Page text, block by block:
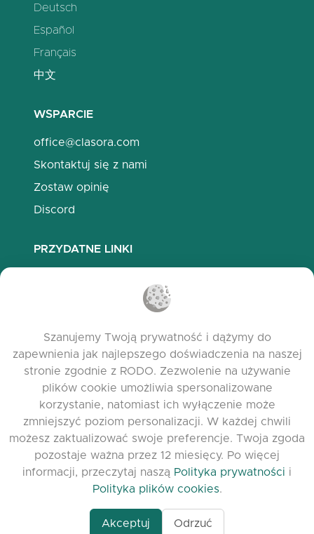
Deutsch
Español
Français
中文
WSPARCIE
office@clasora.com
Skontaktuj się z nami
Zostaw opinię
Discord
PRZYDATNE LINKI
Warunki korzystania
Release Notes
© 2026 clasora.com platform | Wszelkie prawa
Szanujemy Twoją prywatność i dążymy do
zapewnienia jak najlepszego doświadczenia na naszej
stronie zgodnie z RODO. Zezwolenie na używanie
plików cookie umożliwia spersonalizowane
korzystanie, natomiast ich wyłączenie może
zmniejszyć poziom personalizacji. W każdej chwili
możesz zaktualizować swoje preferencje. Twoja zgoda
pozostaje ważna przez 12 miesięcy. Po więcej
informacji, przeczytaj naszą Polityka prywatności i
Polityka plików cookies.
Akceptuj Odrzuć